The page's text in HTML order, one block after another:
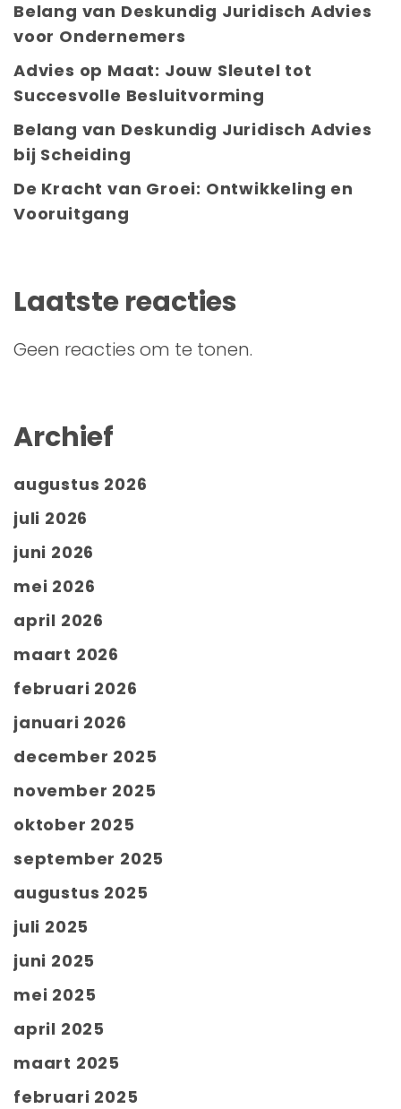
Belang van Deskundig Juridisch Advies
voor Ondernemers
Advies op Maat: Jouw Sleutel tot
Succesvolle Besluitvorming
Belang van Deskundig Juridisch Advies
bij Scheiding
De Kracht van Groei: Ontwikkeling en
Vooruitgang
Laatste reacties
Geen reacties om te tonen.
Archief
augustus 2026
juli 2026
juni 2026
mei 2026
april 2026
maart 2026
februari 2026
januari 2026
december 2025
november 2025
oktober 2025
september 2025
augustus 2025
juli 2025
juni 2025
mei 2025
april 2025
maart 2025
februari 2025